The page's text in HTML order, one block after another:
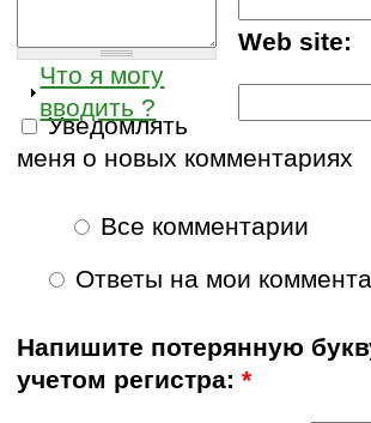
Web site:
Что я могу
вводить ?
Уведомлять
меня о новых комментариях
Все комментарии
Ответы на мои
Напишите потерянную
учетом регистра:*